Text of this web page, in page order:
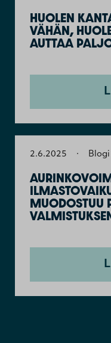
HUOLEN
VÄHÄN,
AUTTAA
2.6.2025 · Blogi
MUODOSTUU